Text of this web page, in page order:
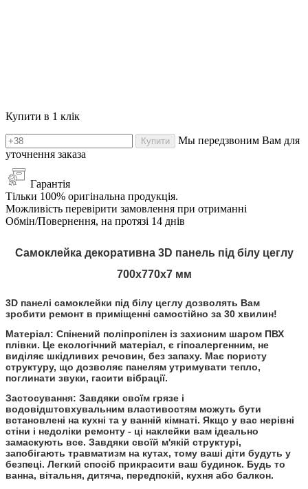
Купити в 1 клік
Купити
Мы передзвоним Вам для
уточнення заказа
Гарантія
Тільки 100% оригінальна продукція.
Можливість перевірити замовлення при отриманні
Обмін/Повернення, на протязі 14 днів
Самоклейка декоративна 3D панель під білу цеглу
700x770x7 мм
3D панелі самоклейки під білу цеглу дозволять Вам
зробити ремонт в приміщенні самостійно за 30 хвилин!
Матеріал: Спінений поліпропілен із захисним шаром ПВХ
плівки. Це екологічний матеріал, є гіпоалергенним, не
виділяє шкідливих речовин, без запаху. Має пористу
структуру, що дозволяє панелям утримувати тепло,
поглинати звуки, гасити вібрації.
Застосування: Завдяки своїм грязе і
водовідштовхувальним властивостям можуть бути
встановлені на кухні та у ванній кімнаті. Якщо у вас нерівні
стіни і недоліки ремонту - ці наклейки вам ідеально
замаскують все. Завдяки своїй м'якій структурі,
запобігають травматизм на кутах, тому ваші діти будуть у
безпеці. Легкий спосіб прикрасити ваш будинок. Будь то
ванна, вітальня, дитяча, передпокій, кухня або балкон.